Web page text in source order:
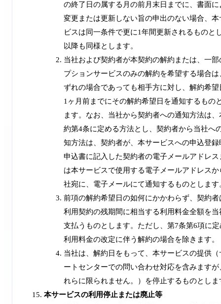
の終了日の属する月の前月末日までに、書面に
変更または更新しない旨の申出のない場合、本
ビスは同一条件で更に1年間更新されるものと
以降も同様とします。
当社および契約者が本契約の解約または、一部
プションサービスのみの解約を希望する場合は
ずれの場合であっても相手方に対し、解約希望
1ヶ月前までにその解約希望日を通知するもの
ます。なお、当社から契約者への通知方法は、
約第4条に定める方法とし、契約者から当社へ
知方法は、契約者が、本サービスへの申込登録
申込書に記入した契約者の電子メールアドレス
は本サービスで使用する電子メールアドレスか
社宛に、電子メールにて通知するものとします
前項の解約希望日の如何にかかわらず、契約者
利用契約の残期間に相当する利用料金全額を当
支払うものとします。ただし、第7条第6項に
利用料金の改定に伴う解約の場合を除きます。
当社は、解約日をもって、本サービスの提供（
ートセンターでの問い合わせ対応を含みますが
れらに限られません。）を停止するものとしま
本サービスの利用停止または廃止等